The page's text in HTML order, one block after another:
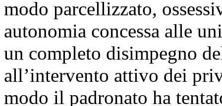
modo parcellizzato,
autonomia concessa alle
un completo disimpegno
all’intervento attivo dei
modo il padronato ha